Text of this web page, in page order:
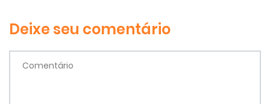
Deixe seu comentário
Comentário